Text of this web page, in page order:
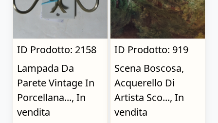
ID Prodotto: 2158
Lampada Da
Parete Vintage In
Porcellana..., In
vendita
ID Prodotto: 919
Scena Boscosa,
Acquerello Di
Artista Sco..., In
vendita